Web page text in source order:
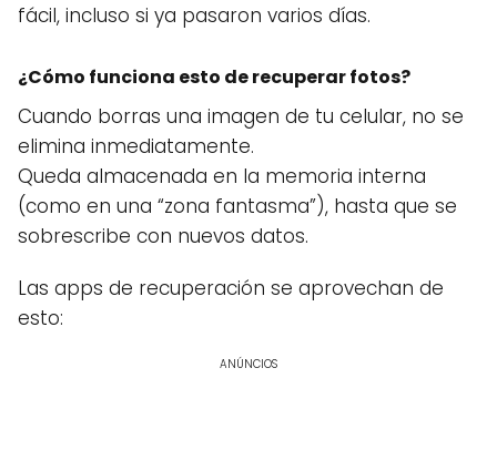
fácil, incluso si ya pasaron varios días.
¿Cómo funciona esto de recuperar fotos?
Cuando borras una imagen de tu celular, no se
elimina inmediatamente.
Queda almacenada en la memoria interna
(como en una “zona fantasma”), hasta que se
sobrescribe con nuevos datos.
Las apps de recuperación se aprovechan de
esto:
ANÚNCIOS